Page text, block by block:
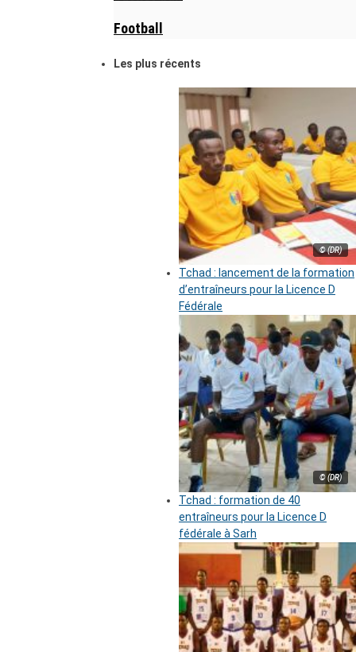
Football
Les plus récents
© (DR)
Tchad : lancement de la formation
d’entraîneurs pour la Licence D
Fédérale
© (DR)
Tchad : formation de 40
entraîneurs pour la Licence D
fédérale à Sarh